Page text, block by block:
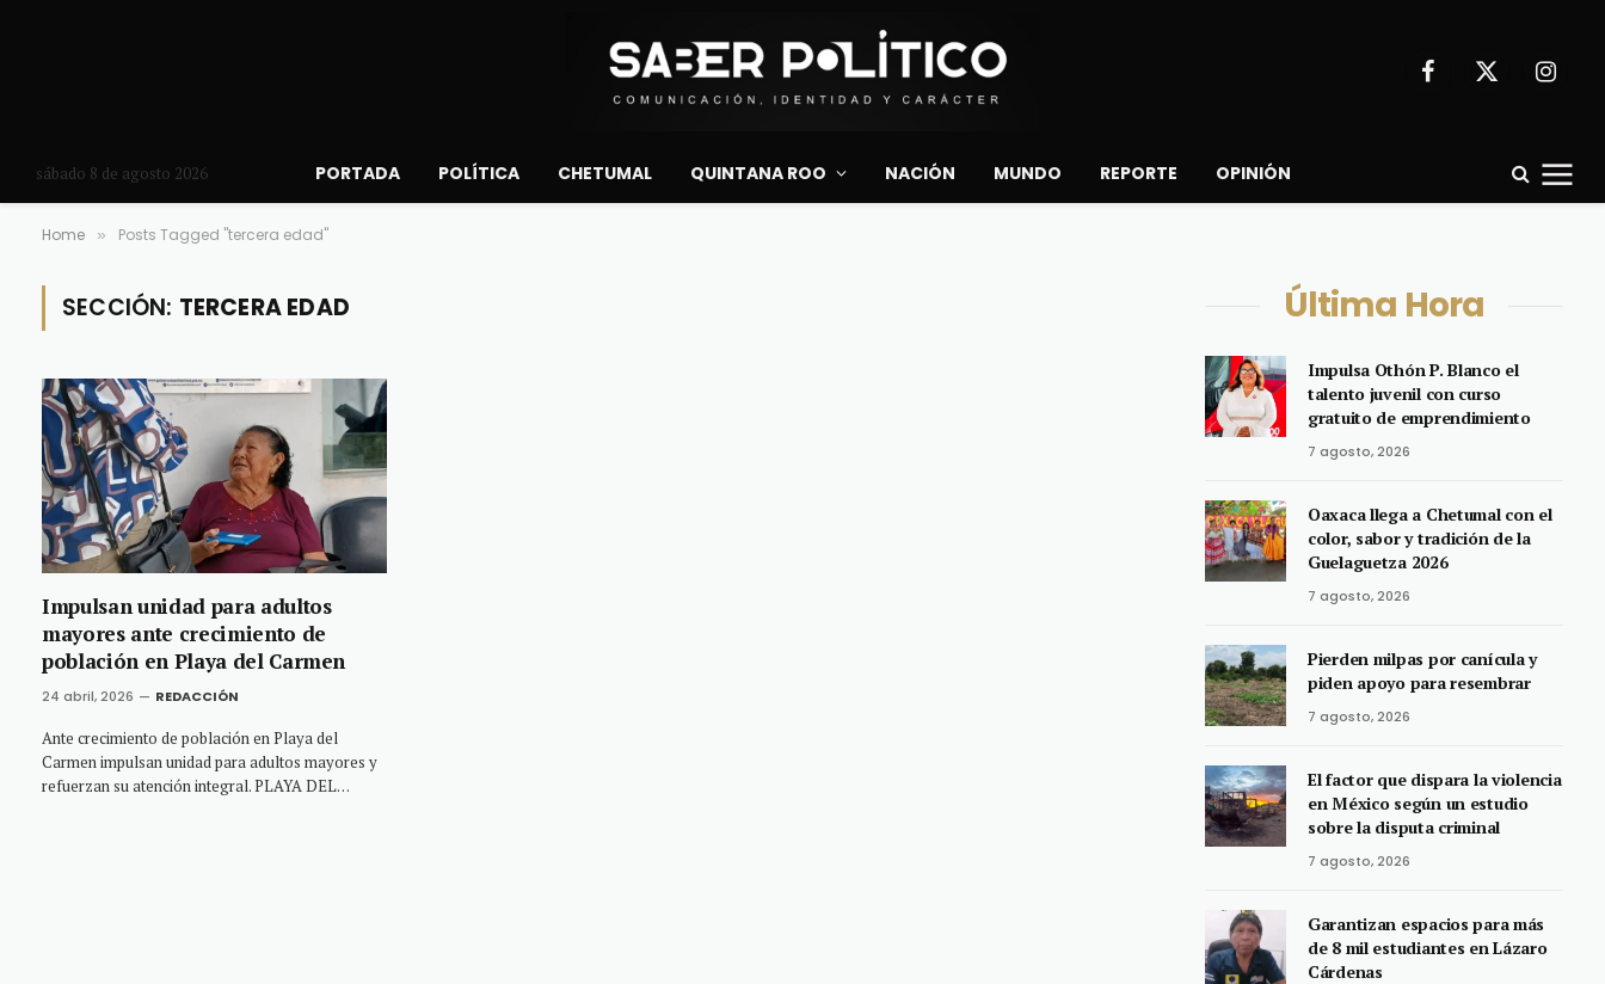
Facebook
X
sábado 8 de agosto 2026 PORTADA POLÍTICA CHETUMAL QUINTANA ROO NACIÓN MUNDO REPORTE OPINIÓN
Home » Posts Tagged "tercera edad"
SECCIÓN: TERCERA EDAD
Impulsan unidad para adultos
mayores ante crecimiento de
población en Playa del Carmen
24 abril, 2026 REDACCIÓN
Ante crecimiento de población en Playa del
Carmen impulsan unidad para adultos mayores y
refuerzan su atención integral. PLAYA DEL…
Última Hora
Impulsa Othón P. Blanco el
talento juvenil con curso
gratuito de emprendimiento
7 agosto, 2026
Oaxaca llega a Chetumal con el
color, sabor y tradición de la
Guelaguetza 2026
7 agosto, 2026
Pierden milpas por canícula y
piden apoyo para resembrar
7 agosto, 2026
El factor que dispara la violencia
en México según un estudio
sobre la disputa criminal
7 agosto, 2026
Garantizan espacios para más
de 8 mil estudiantes en Lázaro
Cárdenas